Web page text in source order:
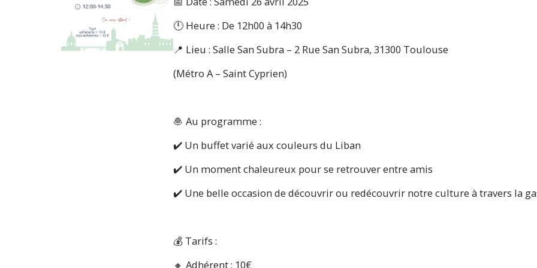
🕛 Heure : De 12h00 à 14h30
📍 Lieu : Salle San Subra – 2 Rue San Subra, 31300 Toulouse
(Métro A – Saint Cyprien)
🧆 Au programme :
✔️ Un buffet varié aux couleurs du Liban
✔️ Un moment chaleureux pour se retrouver entre amis
✔️ Une belle occasion de découvrir ou redécouvrir notre culture à travers la
💰 Tarifs :
🔸 Adhérent : 10€